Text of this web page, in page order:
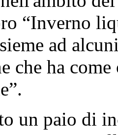
“Inverno
ad
che ha
un paio di